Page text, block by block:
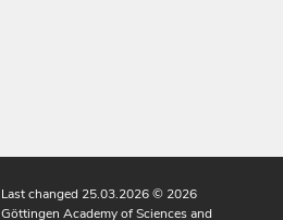
Last changed 25.03.2026© 2026
Göttingen Academy of Sciences and